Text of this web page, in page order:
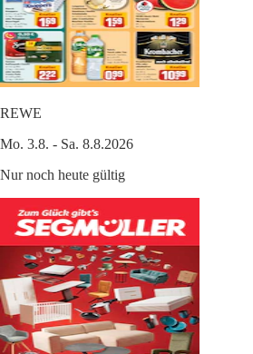
REWE
Mo. 3.8. - Sa. 8.8.2026
Nur noch heute gültig